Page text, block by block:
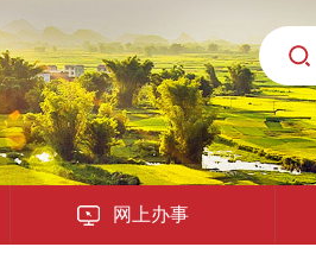
网上办事